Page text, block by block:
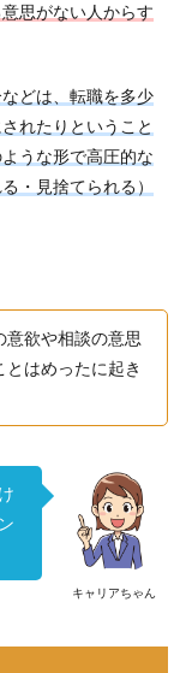
思がない人からす
どは、転職を多少
れたりということ
うな形で高圧的な
・見捨てられる）
意欲や相談の意思
はめったに起き
キャリアちゃん